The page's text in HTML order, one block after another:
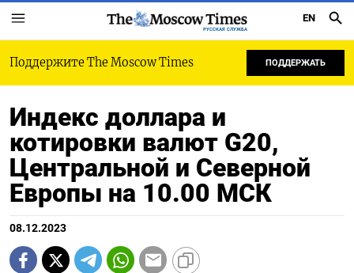
РУССКАЯ СЛУЖБА
EN
Поддержите The Moscow Times ПОДДЕРЖАТЬ
Индекс доллара и
котировки валют G20,
Центральной и Северной
Европы на 10.00 МСК
08.12.2023